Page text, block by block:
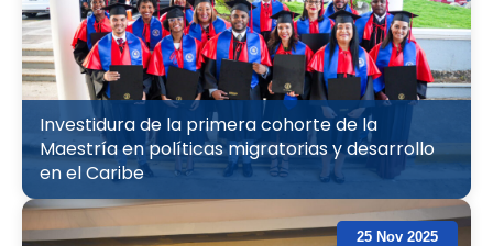
Investidura de la primera cohorte de la
Maestría en políticas migratorias y desarrollo
en el Caribe
25 Nov 2025